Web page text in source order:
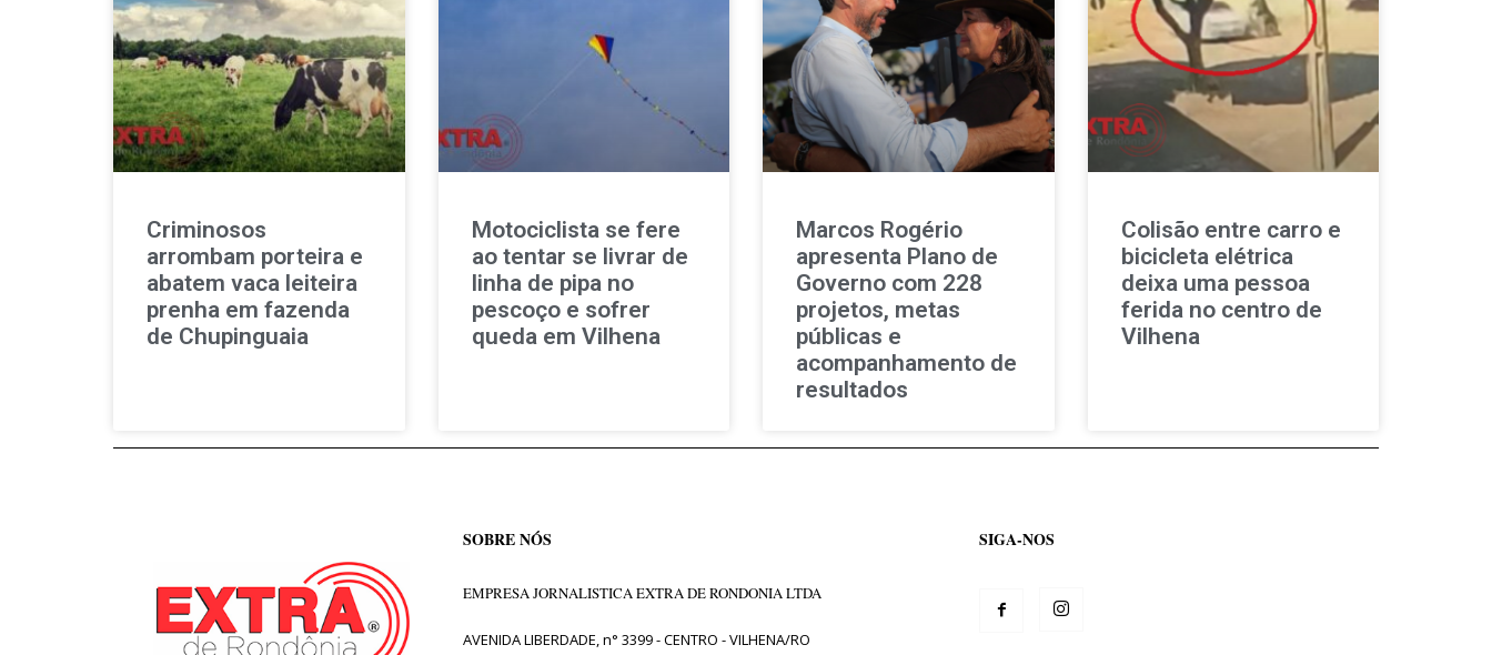
Criminosos
arrombam porteira e
abatem vaca leiteira
prenha em fazenda
de Chupinguaia
Motociclista se fere
ao tentar se livrar de
linha de pipa no
pescoço e sofrer
queda em Vilhena
Marcos Rogério
apresenta Plano de
Governo com 228
projetos, metas
públicas e
acompanhamento de
resultados
Colisão entre carro e
bicicleta elétrica
deixa uma pessoa
ferida no centro de
Vilhena
SOBRE NÓS
EMPRESA JORNALISTICA EXTRA DE RONDONIA LTDA
AVENIDA LIBERDADE, n° 3399 - CENTRO - VILHENA/RO
SIGA-NOS